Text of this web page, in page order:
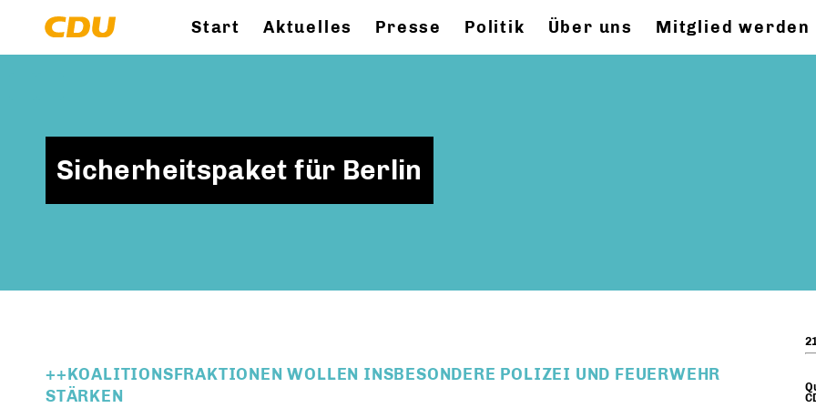
Start Aktuelles Presse Politik Über uns Mitglied werden
Sicherheitspaket für Berlin
++KOALITIONSFRAKTIONEN WOLLEN INSBESONDERE POLIZEI UND FEUERWEHR
STÄRKEN